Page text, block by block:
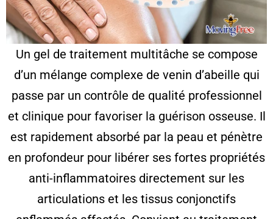
Un gel de traitement multitâche se compose
d’un mélange complexe de venin d’abeille qui
passe par un contrôle de qualité professionnel
et clinique pour favoriser la guérison osseuse. Il
est rapidement absorbé par la peau et pénètre
en profondeur pour libérer ses fortes propriétés
anti-inflammatoires directement sur les
articulations et les tissus conjonctifs